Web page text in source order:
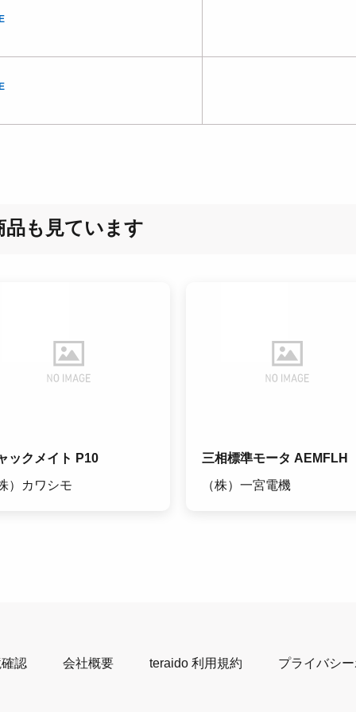
も見ています
ックメイト P10
）カワシモ
三相標準モータ AEMFLH
（株）一宮電機
認 会社概要 teraido 利用規約 プライバシ